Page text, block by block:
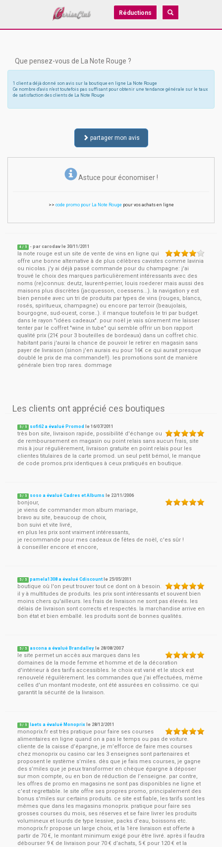
Réductions
Que pensez-vous de La Note Rouge ?
1 client a déjà donné son avis sur la boutique en ligne La Note Rouge
Ce nombre d'avis n'est toutefois pas suffisant pour obtenir une tendance générale sur le taux
de satisfaction des clients de La Note Rouge
partager mon avis
Astuce pour économiser !
>> code promo pour La Note Rouge pour vos achats en ligne
4 / 5 - parcarodav le30/11/2011
la note rouge est un site de vente de vins en ligne qui
offre une bonne alternative à de plus célèbres cavistes comme lavinia
ou nicolas. j'y ai déjà passé commande pour du champagne: j'ai
trouvé le choix des marques particulièrement intéressants avec des
noms (re)connus: deutz, laurent-perrier, louis roederer mais aussi des
maisons plus discrètes (jacquesson, coessens...). la navigation y est
bien pensée avec un tri de produits par types de vins (rouges, blancs,
rosés, spiritueux, champagne) ou encore par terroir (beaujolais,
bourgogne, sud-ouest, corse..). il manque toutefois le tri par budget.
dans le rayon "idées cadeaux". pour noël je vais sûrement me laisser
tenter par le coffret "wine in tube" qui semble offrir un bon rapport
qualité prix (21€ pour 3 bouteilles de bordeaux) dans un coffret chic.
habitant paris j'aurai la chance de pouvoir le retirer en magasin sans
payer de livraison (sinon j'en aurais eu pour 16€ ce qui aurait presque
doublé le prix de ma commande!!). les promotions sont de manière
générale bien trop rares. dommage
Les clients ont apprécié ces boutiques
5 / 5 sofi62 a évalué Promod le16/07/2011
très bon site, livraison rapide, possibilité d'échange ou
de remboursement en magasin ou point relais sans aucun frais, site
mis à jour régulièrement, livraison gratuite en point relais pour les
clientes titulaires de la carte promod. un seul petit bémol, le manque
de code promos.prix identiques à ceux pratiqués en boutique.
5 / 5 soso a évalué Cadres et Albums le 22/11/2006
bonjour,
je viens de commander mon album mariage,
bravo au site, beaucoup de choix,
bon suivi et vite livré,
en plus les prix sont vraiment intéressants,
je recommande pour mes cadeaux de fêtes de noël, c'es sûr !
à conseiller encore et encore,
5 / 5 pamela1308 a évalué Cdiscount le 25/05/2011
boutique où l'on peut trouver tout ce dont on à besoin.
il y à multitudes de produits. les prix sont intéressants et souvent bien
moins chers qu'ailleurs. les frais de livraison ne sont pas élevés. les
délais de livraison sont corrects et respectés. la marchandise arrive en
bon état et bien emballé. les produits sont de bonnes qualités.
5 / 5 ascona a évalué Brandalley le 28/08/2007
le site permet un accès aux marques dans les
domaines de la mode femme et homme et de la décoration
d'intérieur à des tarifs accessibles. le choix est varié et le stock est
renouvelé réguilèrement. les commandes que j'ai effectuées, même
celles d'un montant modeste, ont été assurées en colissimo. ce qui
garantit la sécurité de la livraison.
5 / 5 laets a évalué Monoprix le 28/12/2011
monoprix.fr est très pratique pour faire ses courses
alimentaires en ligne quand on a pas le temps ou pas de voiture.
cliente de la caisse d’épargne, je m’efforce de faire mes courses
chez monoprix ou casino car les 3 enseignes sont partenaires et
proposent le système s’miles. dès que je fais mes courses, je gagne
des s’miles que je peux transformer en chèque épargne à déposer
sur mon compte, ou en bon de réduction de l’enseigne. par contre,
les offres de promo en magasins ne sont pas disponibles ne ligne et
c'est regrettable. le site offre ses propres promo, principalement des
bonus s'miles sur certains produits. ce site est fiable, les tarifs sont les
mêmes que dans les magasins monoprix. pratique pour faire ses
grosses courses du mois, ses réserves et se faire livrer les produits
volumineux et lourds de type lessive, packs d’eau, boissons etc.
monoprix.fr propose un large choix, et la 1ère livraison est offerte à
partir de 70 €, le montant minimum exigé pour être livré. après il faudra
débourser 9 € de livraison pour 70 € d’achats, 5 € pour 120 € et la